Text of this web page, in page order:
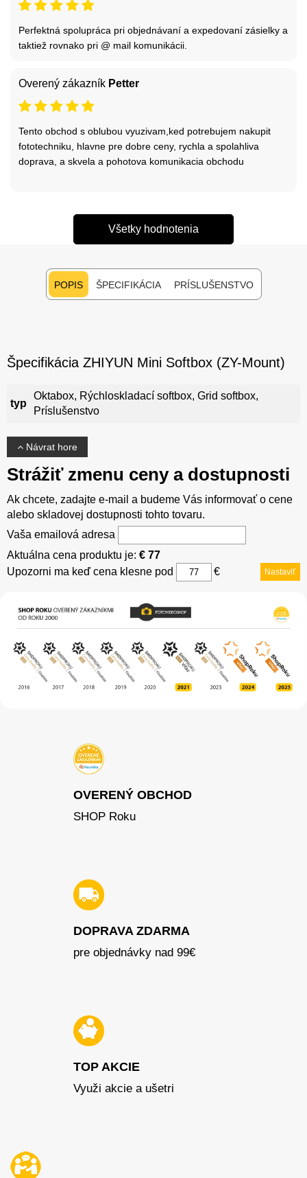
Perfektná spolupráca pri objednávaní a expedovaní zásielky a
taktiež rovnako pri @ mail komunikácii.
Overený zákazník Petter
Tento obchod s oblubou vyuzivam,ked potrebujem nakupit
fototechniku, hlavne pre dobre ceny, rychla a spolahliva
doprava, a skvela a pohotova komunikacia obchodu
Všetky hodnotenia
POPIS ŠPECIFIKÁCIA PRÍSLUŠENSTVO
Špecifikácia ZHIYUN Mini Softbox (ZY-Mount)
typ
Oktabox, Rýchloskladací softbox, Grid softbox,
Príslušenstvo
Návrat hore
Strážiť zmenu ceny a dostupnosti
Ak chcete, zadajte e-mail a budeme Vás informovať o cene
alebo skladovej dostupnosti tohto tovaru.
Vaša emailová adresa
Aktuálna cena produktu je: € 77
Upozorni ma keď cena klesne pod
€ Nastaviť
OVERENÝ OBCHOD
SHOP Roku
DOPRAVA ZDARMA
pre objednávky nad 99€
TOP AKCIE
Využi akcie a ušetri